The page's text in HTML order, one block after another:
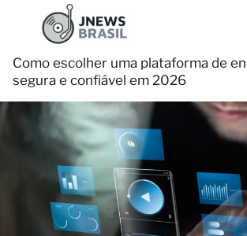
Como escolher uma plataforma de
segura e confiável em 2026